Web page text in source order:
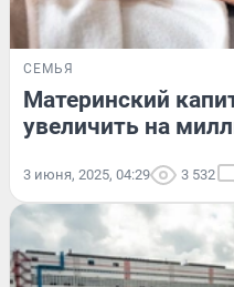
СЕМЬЯ
Материнский
увеличить на
3 июня, 2025, 04:29 3 532